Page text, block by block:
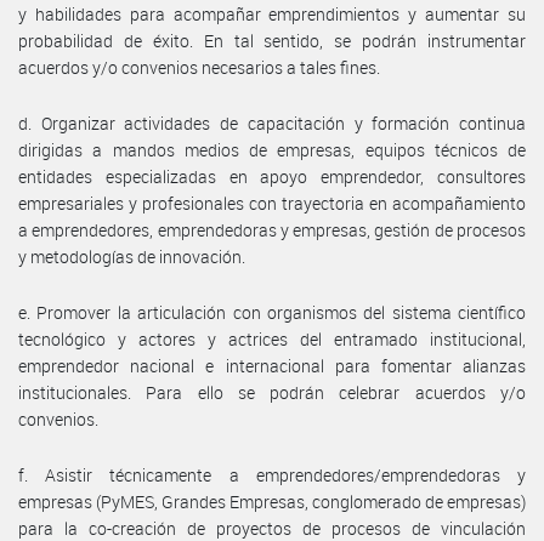
y habilidades para acompañar emprendimientos y aumentar su
probabilidad de éxito. En tal sentido, se podrán instrumentar
acuerdos y/o convenios necesarios a tales fines.
d. Organizar actividades de capacitación y formación continua
dirigidas a mandos medios de empresas, equipos técnicos de
entidades especializadas en apoyo emprendedor, consultores
empresariales y profesionales con trayectoria en acompañamiento
a emprendedores, emprendedoras y empresas, gestión de procesos
y metodologías de innovación.
e. Promover la articulación con organismos del sistema científico
tecnológico y actores y actrices del entramado institucional,
emprendedor nacional e internacional para fomentar alianzas
institucionales. Para ello se podrán celebrar acuerdos y/o
convenios.
f. Asistir técnicamente a emprendedores/emprendedoras y
empresas (PyMES, Grandes Empresas, conglomerado de empresas)
para la co-creación de proyectos de procesos de vinculación